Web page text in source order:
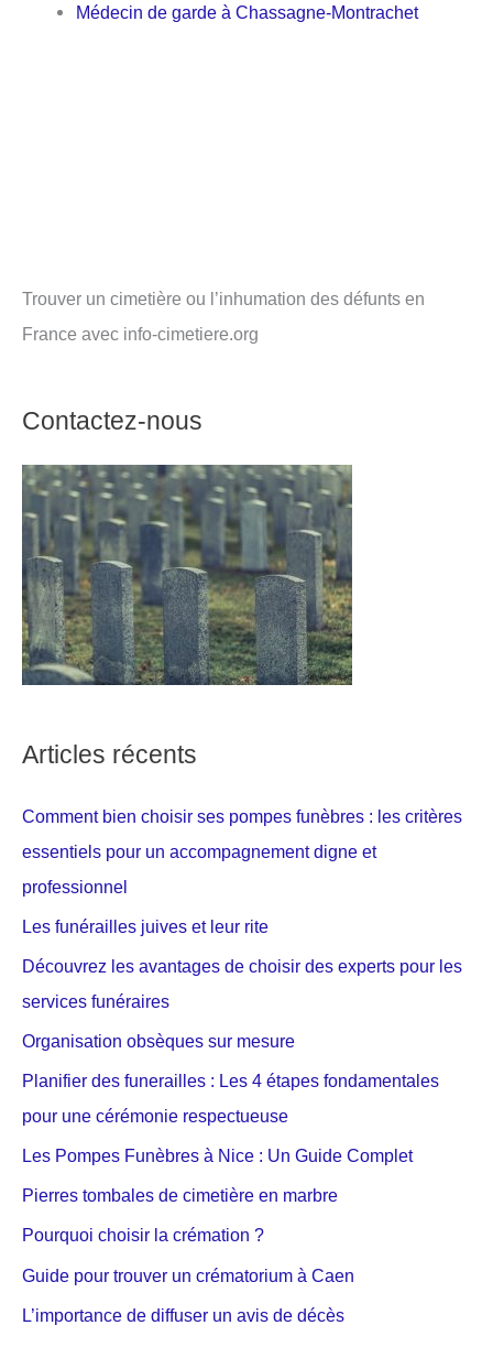
Médecin de garde à Chassagne-Montrachet
Trouver un cimetière ou l’inhumation des défunts en
France avec info-cimetiere.org
Contactez-nous
Articles récents
Comment bien choisir ses pompes funèbres : les critères
essentiels pour un accompagnement digne et
professionnel
Les funérailles juives et leur rite
Découvrez les avantages de choisir des experts pour les
services funéraires
Organisation obsèques sur mesure
Planifier des funerailles : Les 4 étapes fondamentales
pour une cérémonie respectueuse
Les Pompes Funèbres à Nice : Un Guide Complet
Pierres tombales de cimetière en marbre
Pourquoi choisir la crémation ?
Guide pour trouver un crématorium à Caen
L’importance de diffuser un avis de décès